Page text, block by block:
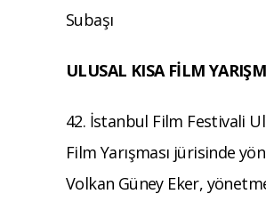
Subaşı
ULUSAL KISA FİLM
42. İstanbul Film Festivali
Film Yarışması jürisinde
Volkan Güney Eker,